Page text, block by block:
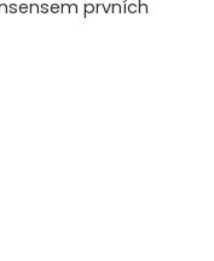
prvních